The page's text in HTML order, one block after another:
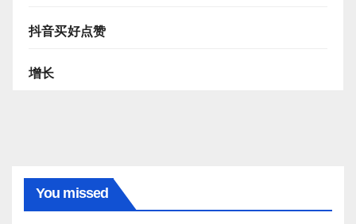
抖音买好点赞
增长
You missed